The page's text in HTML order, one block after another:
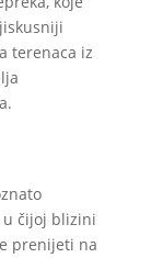
terenaca iz
u čijoj blizini
prenijeti na